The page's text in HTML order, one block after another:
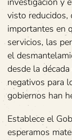
visto reducidos,
importantes en
servicios, las
el
desde la
negativos para
gobiernos han
Establece el
esperamos